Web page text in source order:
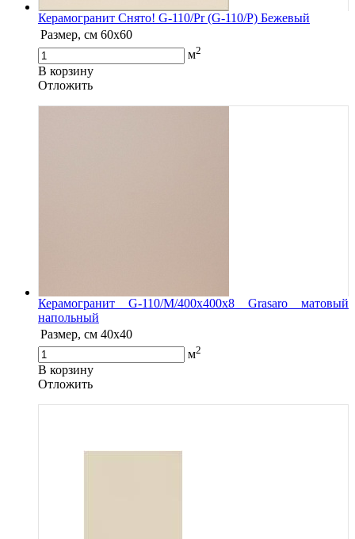
Керамогранит Снято! G-110/Pr (G-110/P) Бежевый
Размер, см 60х60
м2
В корзину
Oтложить
Керамогранит G-110/M/400x400x8 Grasaro матовый
напольный
Размер, см 40x40
м2
В корзину
Oтложить